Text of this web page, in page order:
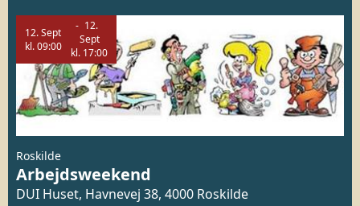
12.Sept
kl.09:00
12.
Sept
kl. 17:00
Roskilde
Arbejdsweekend
DUI Huset, Havnevej 38, 4000 Roskilde